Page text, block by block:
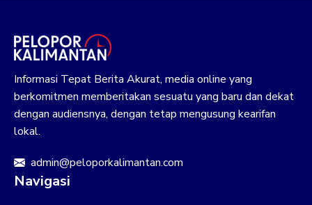
Informasi Tepat Berita Akurat, media online yang
berkomitmen memberitakan sesuatu yang baru dan dekat
dengan audiensnya, dengan tetap mengusung kearifan
lokal.
admin@peloporkalimantan.com
Navigasi